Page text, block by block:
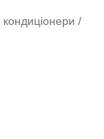
кондиціонери /